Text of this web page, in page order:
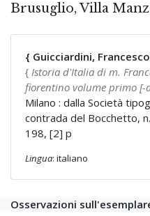
Brusuglio, Villa
{ Guicciardini,
{ Istoria d'Italia di m.
fiorentino volume primo [-
Milano : dalla Società
contrada del Bocchetto,
198, [2] p
Lingua: italiano
Osservazioni